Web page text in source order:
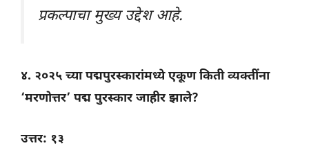
प्रकल्पाचा मुख्य उद्देश आहे.
४. २०२५ च्या पद्मपुरस्कारांमध्ये एकूण किती व्यक्तींना
‘मरणोत्तर’ पद्म पुरस्कार जाहीर झाले?
उत्तर: १३